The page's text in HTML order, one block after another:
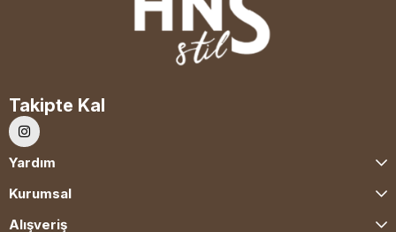
Takipte Kal
Yardım
Kurumsal
Alışveriş